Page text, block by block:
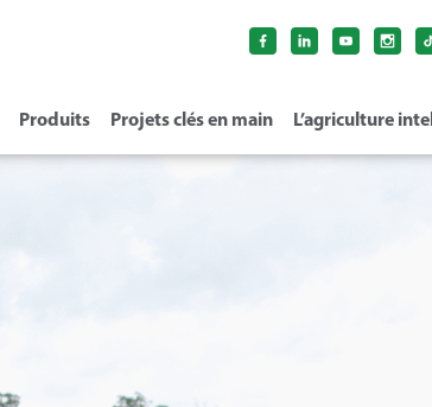
Produits Projets clés en main L’agriculture